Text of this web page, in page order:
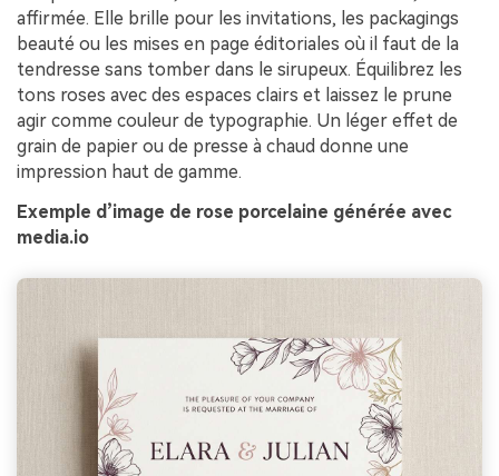
affirmée. Elle brille pour les invitations, les packagings
beauté ou les mises en page éditoriales où il faut de la
tendresse sans tomber dans le sirupeux. Équilibrez les
tons roses avec des espaces clairs et laissez le prune
agir comme couleur de typographie. Un léger effet de
grain de papier ou de presse à chaud donne une
impression haut de gamme.
Exemple d’image de rose porcelaine générée avec
media.io